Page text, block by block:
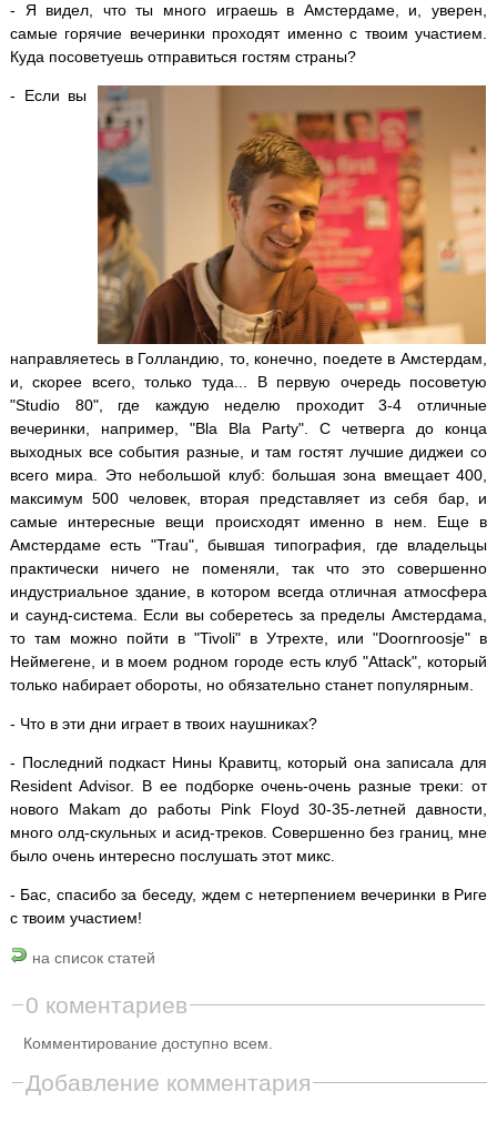
- Я видел, что ты много играешь в Амстердаме, и, уверен,
самые горячие вечеринки проходят именно с твоим участием.
Куда посоветуешь отправиться гостям страны?
- Если вы
направляетесь в Голландию, то, конечно, поедете в Амстердам,
и, скорее всего, только туда... В первую очередь посоветую
"Studio 80", где каждую неделю проходит 3-4 отличные
вечеринки, например, "Bla Bla Party". С четверга до конца
выходных все события разные, и там гостят лучшие диджеи со
всего мира. Это небольшой клуб: большая зона вмещает 400,
максимум 500 человек, вторая представляет из себя бар, и
самые интересные вещи происходят именно в нем. Еще в
Амстердаме есть "Trau", бывшая типография, где владельцы
практически ничего не поменяли, так что это совершенно
индустриальное здание, в котором всегда отличная атмосфера
и саунд-система. Если вы соберетесь за пределы Амстердама,
то там можно пойти в "Tivoli" в Утрехте, или "Doornroosje" в
Неймегене, и в моем родном городе есть клуб "Attack", который
только набирает обороты, но обязательно станет популярным.
- Что в эти дни играет в твоих наушниках?
- Последний подкаст Нины Кравитц, который она записала для
Resident Advisor. В ее подборке очень-очень разные треки: от
нового Makam до работы Pink Floyd 30-35-летней давности,
много олд-скульных и асид-треков. Совершенно без границ, мне
было очень интересно послушать этот микс.
- Бас, спасибо за беседу, ждем с нетерпением вечеринки в Риге
с твоим участием!
на список статей
0 коментариев
Комментирование доступно всем.
Добавление комментария